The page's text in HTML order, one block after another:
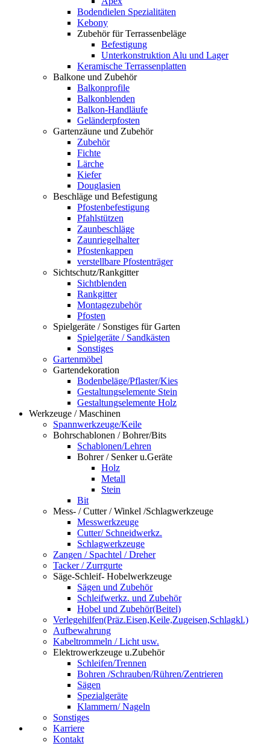
Bodendielen Spezialitäten
Kebony
Zubehör für Terrassenbeläge
Befestigung
Unterkonstruktion Alu und Lager
Keramische Terrassenplatten
Balkone und Zubehör
Balkonprofile
Balkonblenden
Balkon-Handläufe
Geländerpfosten
Gartenzäune und Zubehör
Zubehör
Fichte
Lärche
Kiefer
Douglasien
Beschläge und Befestigung
Pfostenbefestigung
Pfahlstützen
Zaunbeschläge
Zaunriegelhalter
Pfostenkappen
verstellbare Pfostenträger
Sichtschutz/Rankgitter
Sichtblenden
Rankgitter
Montagezubehör
Pfosten
Spielgeräte / Sonstiges für Garten
Spielgeräte / Sandkästen
Sonstiges
Gartenmöbel
Gartendekoration
Bodenbeläge/Pflaster/Kies
Gestaltungselemente Stein
Gestaltungselemente Holz
Werkzeuge / Maschinen
Spannwerkzeuge/Keile
Bohrschablonen / Bohrer/Bits
Schablonen/Lehren
Bohrer / Senker u.Geräte
Holz
Metall
Stein
Bit
Mess- / Cutter / Winkel /Schlagwerkzeuge
Messwerkzeuge
Cutter/ Schneidwerkz.
Schlagwerkzeuge
Zangen / Spachtel / Dreher
Tacker / Zurrgurte
Säge-Schleif- Hobelwerkzeuge
Sägen und Zubehör
Schleifwerkz. und Zubehör
Hobel und Zubehör(Beitel)
Verlegehilfen(Präz.Eisen,Keile,Zugeisen,Schlagkl.)
Aufbewahrung
Kabeltrommeln / Licht usw.
Elektrowerkzeuge u.Zubehör
Schleifen/Trennen
Bohren /Schrauben/Rühren/Zentrieren
Sägen
Spezialgeräte
Klammern/ Nageln
Sonstiges
Karriere
Kontakt